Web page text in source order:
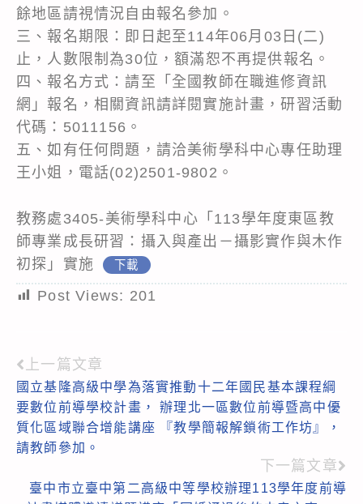
餘地區請視情況自由報名參加。
三、報名期限：即日起至114年06月03日(二)
止，人數限制為30位，額滿恕不再提供報名。
四、報名方式：請至「全國教師在職進修資訊
網」報名，相關資訊請詳閱實施計畫，研習活動
代碼：5011156。
五、如有任何問題，請洽美術學科中心專任助理
王小姐，電話(02)2501-9802。
教務處3405-美術學科中心「113學年度東區教
師專業成長研習：攝入與產出－攝影實作與木作
初探」實施
下載
Post Views: 201
Read
more
articles
上一篇文章
國立基隆高級中學為落實推動十二年國民基本課程綱
要數位前導學校計畫， 辦理北一區數位前導暨高中優
質化區域聯合增能講座 『教學簡報解鎖術工作坊』，
請教師參加。
下一篇文章
臺中市立臺中第二高級中等學校辦理113學年度前導